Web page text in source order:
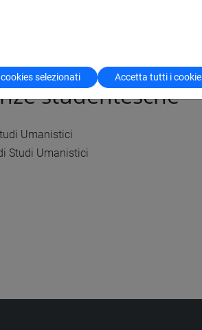
studentesche
Umanistici
Studi Umanistici
selezionati Accetta tutti i cookie